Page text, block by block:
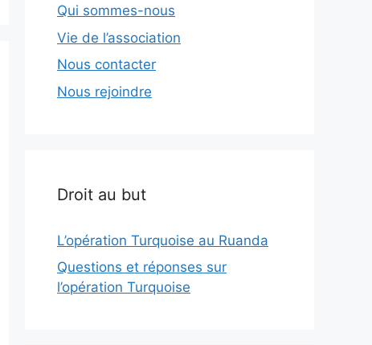
Qui sommes-nous
Vie de l’association
Nous contacter
Nous rejoindre
Droit au but
L’opération Turquoise au Ruanda
Questions et réponses sur
l’opération Turquoise